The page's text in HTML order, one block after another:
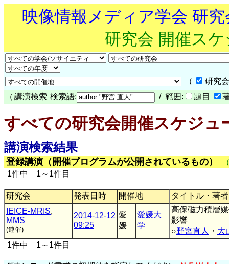
映像情報メディア学会 研
研究会 開催ス
（
研究
（ 講演検索 検索語: / 範囲: 題目
すべての研究会開催スケジュ
講演検索結果
登録講演（開催プログラムが公開されているもの）
1件中 1～1件目
研究会 発表日時 開催地
タイトル・著者
IEICE-MRIS,
MMS
(連催)
2014-12-12
09:25
愛
媛
愛媛大
学
高保磁力積層
影響
○野宮直人 ・ 大
1件中 1～1件目